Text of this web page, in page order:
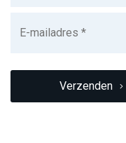
mailadres
(Vereist)
Verzenden